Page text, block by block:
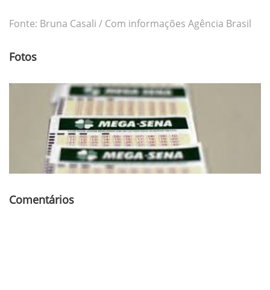
Fonte: Bruna Casali / Com informações Agência Brasil
Fotos
Comentários